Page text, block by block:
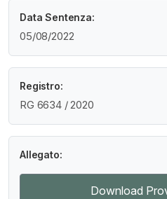
Data Sentenza:
05/08/2022
Registro:
RG 6634 / 2020
Allegato:
Download